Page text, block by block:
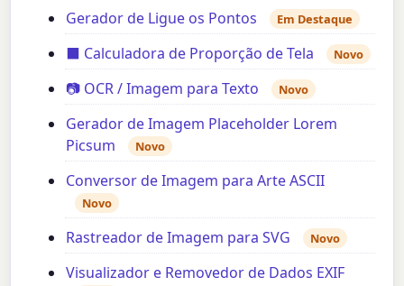
Gerador de Ligue os Pontos Em Destaque
⬛ Calculadora de Proporção de Tela Novo
📷 OCR / Imagem para Texto Novo
Gerador de Imagem Placeholder Lorem
Picsum
Novo
Conversor de Imagem para Arte ASCII
Novo
Rastreador de Imagem para SVG Novo
Visualizador e Removedor de Dados EXIF